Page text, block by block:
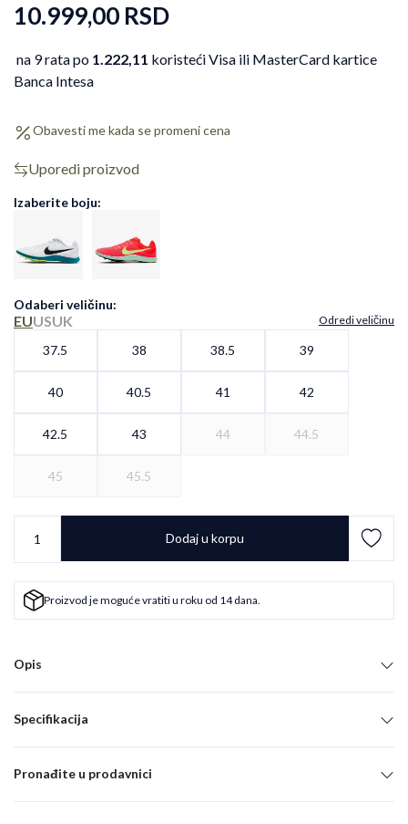
10.999,00 RSD
na 9 rata po 1.222,11 koristeći Visa ili MasterCard kartice
Banca Intesa
Obavesti me kada se promeni cena
Uporedi proizvod
Izaberite boju:
Odaberi veličinu:
EUUSUK Odredi veličinu
37.5 38 38.5 39
40 40.5 41 42
42.5 43 44 44.5
45 45.5
Dodaj u korpu
Proizvod je moguće vratiti u roku od 14 dana.
Opis
Specifikacija
Pronađite u prodavnici